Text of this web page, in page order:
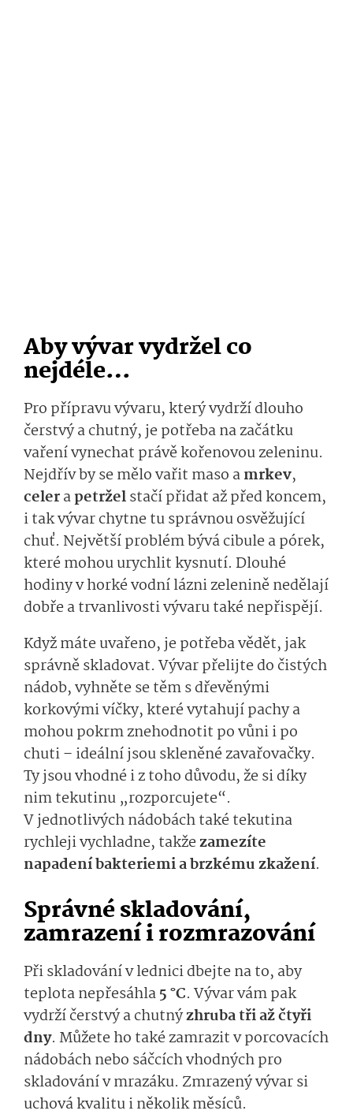
Aby vývar vydržel co
nejdéle…
Pro přípravu vývaru, který vydrží dlouho
čerstvý a chutný, je potřeba na začátku
vaření vynechat právě kořenovou zeleninu.
Nejdřív by se mělo vařit maso amrkev,
celerapetrželstačí přidat až před koncem,
i tak vývar chytne tu správnou osvěžující
chuť. Největší problém bývá cibule a pórek,
které mohou urychlit kysnutí. Dlouhé
hodiny v horké vodní lázni zelenině nedělají
dobře a trvanlivosti vývaru také nepřispějí.
Když máte uvařeno, je potřeba vědět, jak
správně skladovat. Vývar přelijte do čistých
nádob, vyhněte se těm s dřevěnými
korkovými víčky, které vytahují pachy a
mohou pokrm znehodnotit po vůni i po
chuti – ideální jsou skleněné zavařovačky.
Ty jsou vhodné i z toho důvodu, že si díky
nim tekutinu „rozporcujete“.
V jednotlivých nádobách také tekutina
rychleji vychladne, takžezamezíte
napadení bakteriemi a brzkému zkažení.
Správné skladování,
zamrazení i rozmrazování
Při skladování v lednici dbejte na to, aby
teplota nepřesáhla5 °C. Vývar vám pak
vydrží čerstvý a chutnýzhruba tři až čtyři
dny. Můžete ho také zamrazit v porcovacích
nádobách nebo sáčcích vhodných pro
skladování v mrazáku. Zmrazený vývar si
uchová kvalitu i několik měsíců.